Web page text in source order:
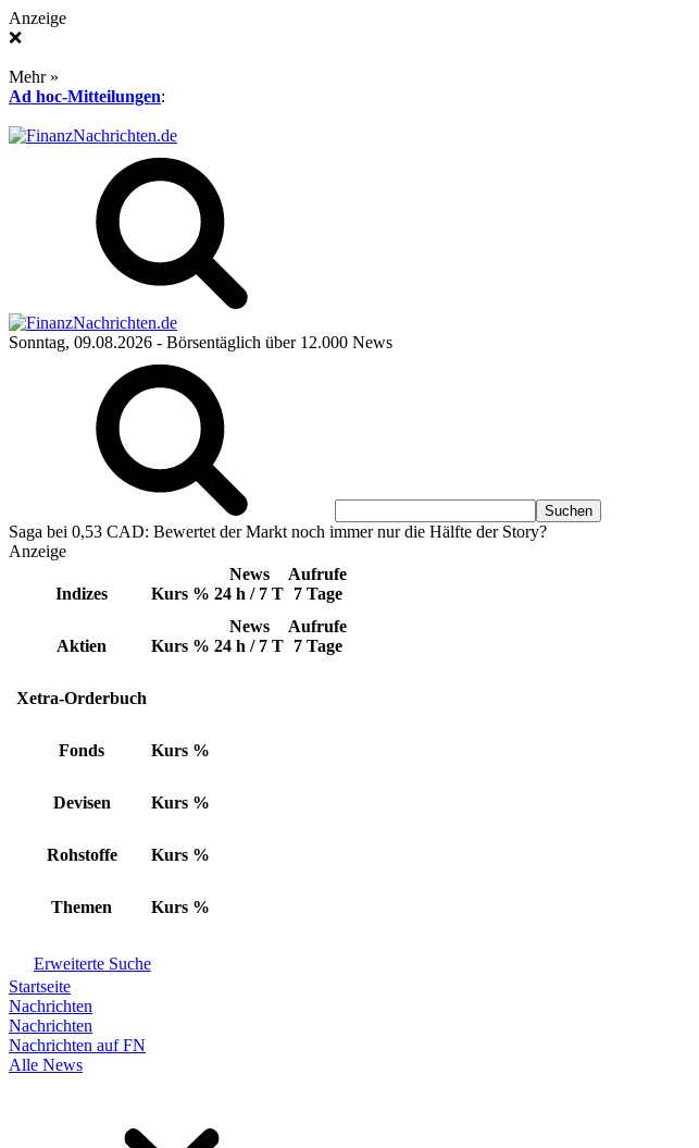
Anzeige
❌
Mehr »
Ad hoc-Mitteilungen:
Sonntag, 09.08.2026 - Börsentäglich über 12.000 News
Saga bei 0,53 CAD: Bewertet der Markt noch immer nur die Hälfte der Story?
Anzeige
Indizes Kurs %
News
24 h / 7 T
Aufrufe
7 Tage
Aktien Kurs %
News
24 h / 7 T
Aufrufe
7 Tage
Xetra-Orderbuch
Fonds Kurs %
Devisen Kurs %
Rohstoffe Kurs %
Themen Kurs %
Erweiterte Suche
Startseite
Nachrichten
Nachrichten
Nachrichten auf FN
Alle News